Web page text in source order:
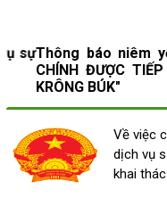
Thông báo niêm yết
CHÍNH ĐƯỢC TIẾP
KRÔNG BÚK"
Về việc
dịch vụ
khai thác
Về việc cho thuê nhà
nghiệp công xã Krông
(31/07/2026, 00:00)
Thông báo niêm yết